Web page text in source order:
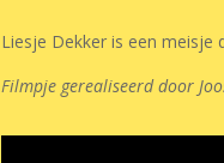
Liesje Dekker is een meisje
Filmpje gerealiseerd door